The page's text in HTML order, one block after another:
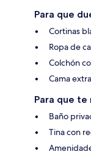
Para que
Cortinas
Ropa de
Colchón
Cama
Para que
Baño
Tina con